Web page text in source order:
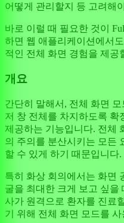
어떻게 관리할지 등 고려해
바로 이럴 때 필요한 것이
하면 웹 애플리케이션에서
적인 전체 화면 경험을 제공
개요
간단히 말해서, 전체 화면
저 창 전체를 차지하도록 확
제공하는 기능입니다. 전체
의 주의를 분산시키는 모든
할 수 있게 하기 때문입니다.
특히 화상 회의에서는 화면
굴을 최대한 크게 보고 싶을
사가 원격으로 환자를 진료
기 위해 전체 화면 모드를